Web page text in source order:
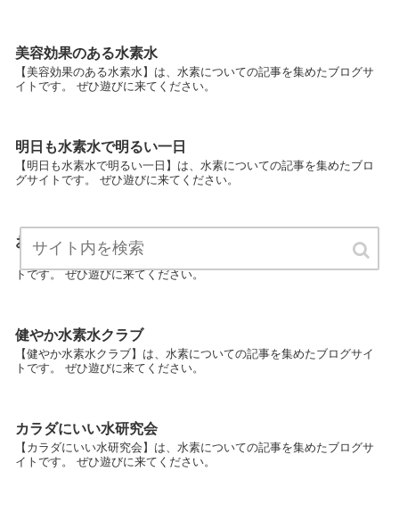
美容効果のある水素水
【美容効果のある水素水】は、水素についての記事を集めたブログサ
イトです。 ぜひ遊びに来てください。
明日も水素水で明るい一日
【明日も水素水で明るい一日】は、水素についての記事を集めたブロ
グサイトです。 ぜひ遊びに来てください。
お肌美人を目指そう
【お肌美人を目指そう】は、水素についての記事を集めたブログサイ
トです。 ぜひ遊びに来てください。
健やか水素水クラブ
【健やか水素水クラブ】は、水素についての記事を集めたブログサイ
トです。 ぜひ遊びに来てください。
カラダにいい水研究会
【カラダにいい水研究会】は、水素についての記事を集めたブログサ
イトです。 ぜひ遊びに来てください。